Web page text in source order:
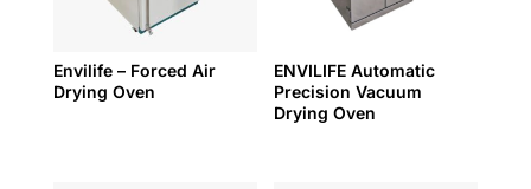
Envilife – Forced Air
Drying Oven
ENVILIFE Automatic
Precision Vacuum
Drying Oven